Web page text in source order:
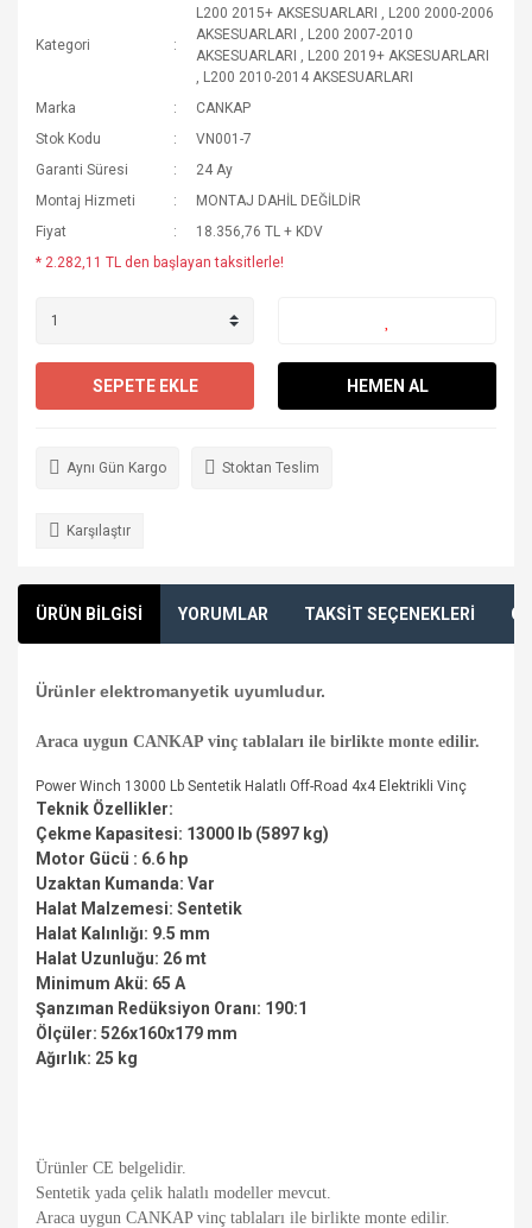
Kategori
L200 2015+ AKSESUARLARI , L200 2000-2006
AKSESUARLARI , L200 2007-2010
AKSESUARLARI , L200 2019+ AKSESUARLARI
, L200 2010-2014 AKSESUARLARI
Marka
CANKAP
Stok Kodu
VN001-7
Garanti Süresi
24 Ay
Montaj Hizmeti
MONTAJ DAHİL DEĞİLDİR
Fiyat
18.356,76 TL + KDV
* 2.282,11 TL den başlayan taksitlerle!
SEPETE EKLE HEMEN AL
Aynı Gün Kargo Stoktan Teslim
Karşılaştır
ÜRÜN BİLGİSİ YORUMLAR TAKSİT SEÇENEKLERİ
Ürünler elektromanyetik uyumludur.
Araca uygun CANKAP vinç tablaları ile birlikte monte edilir.
Power Winch 13000 Lb Sentetik Halatlı Off-Road 4x4 Elektrikli Vinç
Teknik Özellikler:
Çekme Kapasitesi: 13000 lb (5897 kg)
Motor Gücü : 6.6 hp
Uzaktan Kumanda: Var
Halat Malzemesi: Sentetik
Halat Kalınlığı: 9.5 mm
Halat Uzunluğu: 26 mt
Minimum Akü: 65 A
Şanzıman Redüksiyon Oranı: 190:1
Ölçüler: 526x160x179 mm
Ağırlık: 25 kg
Ürünler CE belgelidir.
Sentetik yada çelik halatlı modeller mevcut.
Araca uygun CANKAP vinç tablaları ile birlikte monte edilir.